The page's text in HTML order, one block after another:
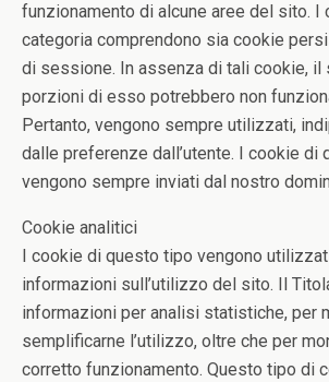
funzionamento di alcune aree del sito. I
categoria comprendono sia cookie
di sessione. In assenza di tali cookie, il
porzioni di esso potrebbero non
Pertanto, vengono sempre utilizzati,
dalle preferenze dall’utente. I cookie di
vengono sempre inviati dal nostro
Cookie analitici
I cookie di questo tipo vengono
informazioni sull’utilizzo del sito. Il
informazioni per analisi statistiche, per
semplificarne l’utilizzo, oltre che per
corretto funzionamento. Questo tipo di